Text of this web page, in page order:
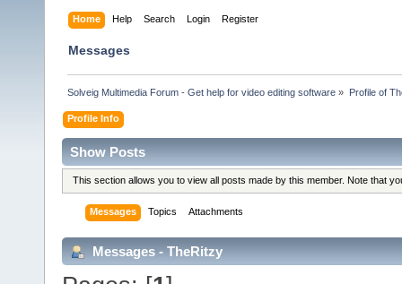
Home Help Search Login Register
Messages
Solveig Multimedia Forum - Get help for video editing software » Profile of
Profile Info
Show Posts
This section allows you to view all posts made by this member. Note that
Messages Topics Attachments
Messages - TheRitzy